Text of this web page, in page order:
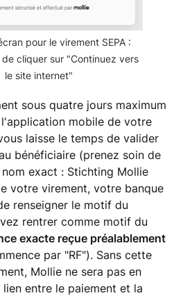
pour le virement SEPA :
cliquer sur "Continuez vers
le site internet"
sous quatre jours maximum
mobile de votre
laisse le temps de valider
bénéficiaire (prenez soin de
exact : Stichting Mollie
votre virement, votre banque
renseigner le motif du
rentrer comme motif du
exacte reçue préalablement
par "RF"). Sans cette
Mollie ne sera pas en
entre le paiement et la